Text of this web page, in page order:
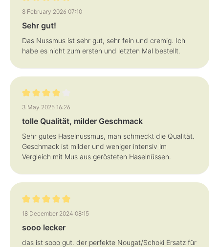
Review with rating of 5 out of 5 stars
8 February 2026 07:10
Sehr gut!
Das Nussmus ist sehr gut, sehr fein und cremig. Ich
habe es nicht zum ersten und letzten Mal bestellt.
Review with rating of 4 out of 5 stars
3 May 2025 16:26
tolle Qualität, milder Geschmack
Sehr gutes Haselnussmus, man schmeckt die Qualität.
Geschmack ist milder und weniger intensiv im
Vergleich mit Mus aus gerösteten Haselnüssen.
Review with rating of 5 out of 5 stars
18 December 2024 08:15
sooo lecker
das ist sooo gut. der perfekte Nougat/Schoki Ersatz für